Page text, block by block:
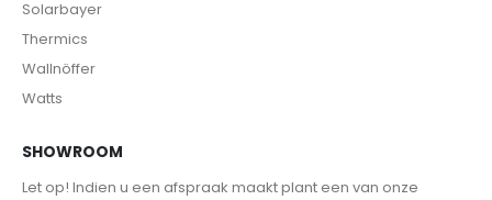
Solarbayer
Thermics
Wallnöffer
Watts
SHOWROOM
Let op! Indien u een afspraak maakt plant een van onze